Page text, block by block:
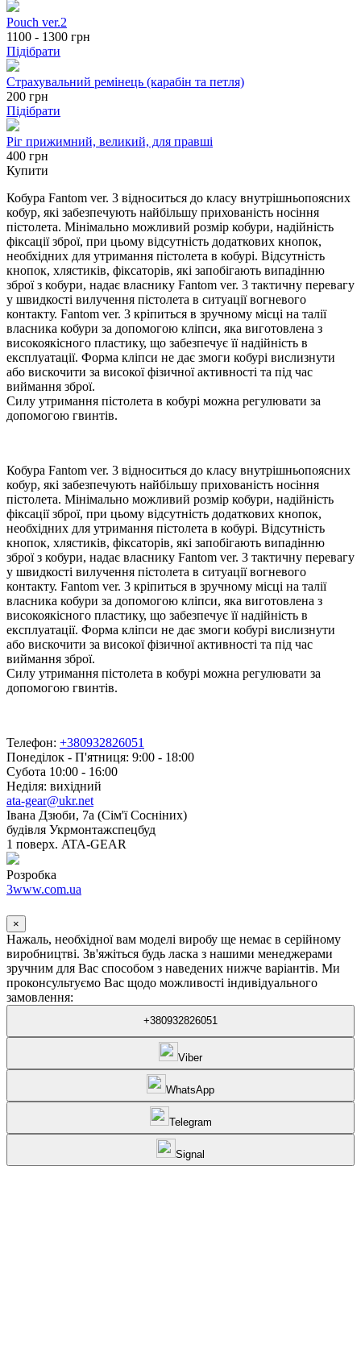
Pouch ver.2
1100 - 1300 грн
Підібрати
Страхувальний ремінець (карабін та петля)
200 грн
Підібрати
Ріг прижимний, великий, для правші
400 грн
Купити
Кобура Fantom ver. 3 відноситься до класу внутрішньопоясних
кобур, які забезпечують найбільшу прихованість носіння
пістолета. Мінімально можливий розмір кобури, надійність
фіксації зброї, при цьому відсутність додаткових кнопок,
необхідних для утримання пістолета в кобурі. Відсутність
кнопок, хлястиків, фіксаторів, які запобігають випадінню
зброї з кобури, надає власнику Fantom ver. 3 тактичну перевагу
у швидкості вилучення пістолета в ситуації вогневого
контакту. Fantom ver. 3 кріпиться в зручному місці на талії
власника кобури за допомогою кліпси, яка виготовлена з
високоякісного пластику, що забезпечує її надійність в
експлуатації. Форма кліпси не дає змоги кобурі вислизнути
або вискочити за високої фізичної активності та під час
виймання зброї.
Силу утримання пістолета в кобурі можна регулювати за
допомогою гвинтів.
Кобура Fantom ver. 3 відноситься до класу внутрішньопоясних
кобур, які забезпечують найбільшу прихованість носіння
пістолета. Мінімально можливий розмір кобури, надійність
фіксації зброї, при цьому відсутність додаткових кнопок,
необхідних для утримання пістолета в кобурі. Відсутність
кнопок, хлястиків, фіксаторів, які запобігають випадінню
зброї з кобури, надає власнику Fantom ver. 3 тактичну перевагу
у швидкості вилучення пістолета в ситуації вогневого
контакту. Fantom ver. 3 кріпиться в зручному місці на талії
власника кобури за допомогою кліпси, яка виготовлена з
високоякісного пластику, що забезпечує її надійність в
експлуатації. Форма кліпси не дає змоги кобурі вислизнути
або вискочити за високої фізичної активності та під час
виймання зброї.
Силу утримання пістолета в кобурі можна регулювати за
допомогою гвинтів.
Телефон: +380932826051
Понеділок - П'ятниця: 9:00 - 18:00
Субота 10:00 - 16:00
Неділя: вихідний
ata-gear@ukr.net
Івана Дзюби, 7а (Сім'ї Сосніних)
будівля Укрмонтажспецбуд
1 поверх. ATA-GEAR
Розробка
3www.com.ua
×
Нажаль, необхідної вам моделі виробу ще немає в серійному
виробництві. Зв'яжіться будь ласка з нашими менеджерами
зручним для Вас способом з наведених нижче варіантів. Ми
проконсультуємо Вас щодо можливості індивідуального
замовлення:
+380932826051
Viber
WhatsApp
Telegram
Signal